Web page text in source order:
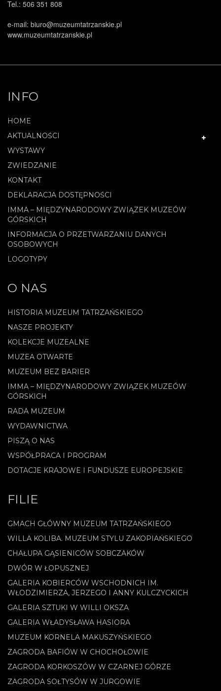
Tel.: 506 351 808
e-mail: biuro@muzeumtatrzanskie.pl
www.muzeumtatrzanskie.pl
INFO
HOME
AKTUALNOŚCI
WYSTAWY
ZWIEDZANIE
KONTAKT
DEKLARACJA DOSTĘPNOŚCI
IMMA – MIĘDZYNARODOWY ZWIĄZEK MUZEÓW
GÓRSKICH
INFORMACJA O PRZETWARZANIU DANYCH
OSOBOWYCH
LOGOTYPY
O NAS
HISTORIA MUZEUM TATRZAŃSKIEGO
NASZE PROJEKTY
KOLEKCJE MUZEALNE
MUZEA OTWARTE
MUZEUM BEZ BARIER
IMMA – MIĘDZYNARODOWY ZWIĄZEK MUZEÓW
GÓRSKICH
RADA MUZEUM
WYDAWNICTWA
PISZĄ O NAS
WSPÓŁPRACA I PROGRAM
DOTACJE KRAJOWE I FUNDUSZE EUROPEJSKIE
FILIE
GMACH GŁÓWNY MUZEUM TATRZAŃSKIEGO
WILLA KOLIBA. MUZEUM STYLU ZAKOPIAŃSKIEGO
CHAŁUPA GĄSIENICÓW SOBCZAKÓW
DWÓR W ŁOPUSZNEJ
GALERIA KOBIERCÓW WSCHODNICH IM.
WŁODZIMIERZA, JERZEGO I ANNY KULCZYCKICH
GALERIA SZTUKI W WILLI OKSZA
GALERIA WŁADYSŁAWA HASIORA
MUZEUM KORNELA MAKUSZYŃSKIEGO
ZAGRODA BAFIÓW W CHOCHOŁOWIE
ZAGRODA KORKOSZÓW W CZARNEJ GÓRZE
ZAGRODA SOŁTYSÓW W JURGOWIE